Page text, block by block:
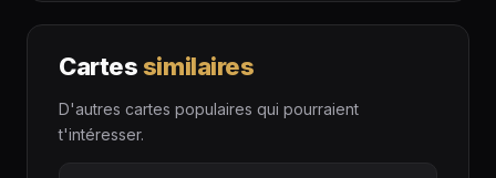
Cartessimilaires
D'autres cartes populaires qui pourraient
t'intéresser.